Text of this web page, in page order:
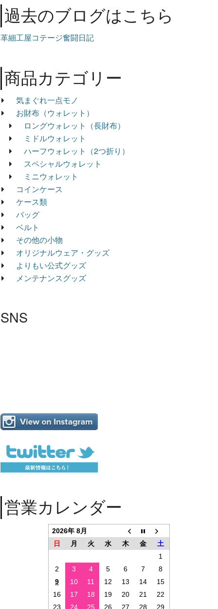
過去のブログはこちら
革細工屋コテージ奮闘日記
商品カテゴリー
気まぐれ一点モノ
お財布（ウォレット）
ロングウォレット（長財布）
ミドルウォレット
ハーフウォレット（2つ折り）
スペシャルウォレット
ミニウォレット
コインケース
ケース類
バッグ
ベルト
その他の小物
オリジナルウェア・グッズ
よりもい公式グッズ
メンテナンスグッズ
SNS
営業カレンダー
2026年 8月
日
月 火 水 木 金
土
1
2
3 4 5 6 7
8
9
10 11 12 13 14
15
16
17 18 19 20 21
22
23
24 25 26 27 28 29